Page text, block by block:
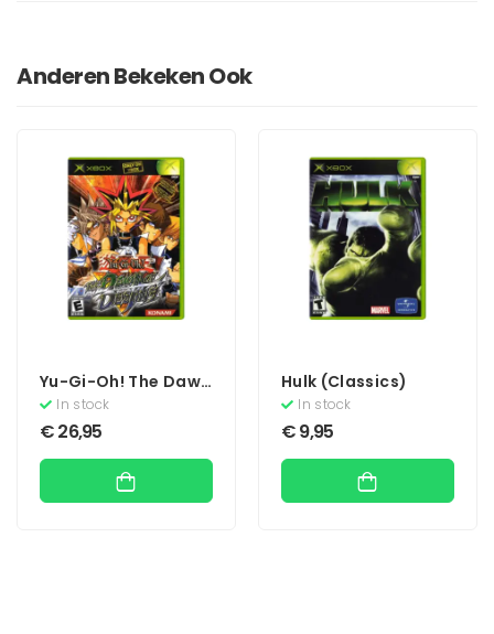
Anderen Bekeken Ook
Yu-Gi-Oh! The Dawn
Of Destiny (Zonder
Boekje)
In stock
€26,95
Hulk (Classics)
In stock
€9,95